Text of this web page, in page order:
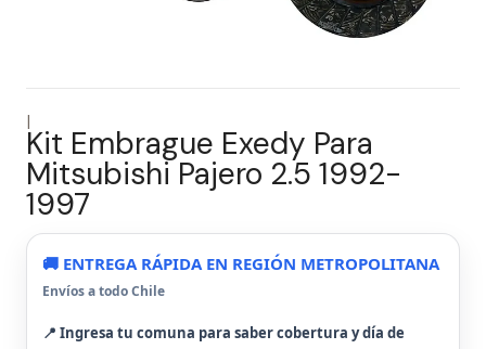
|
Kit Embrague Exedy Para
Mitsubishi Pajero 2.5 1992-
1997
🚚 ENTREGA RÁPIDA EN REGIÓN METROPOLITANA
Envíos a todo Chile
📍 Ingresa tu comuna para saber cobertura y día de